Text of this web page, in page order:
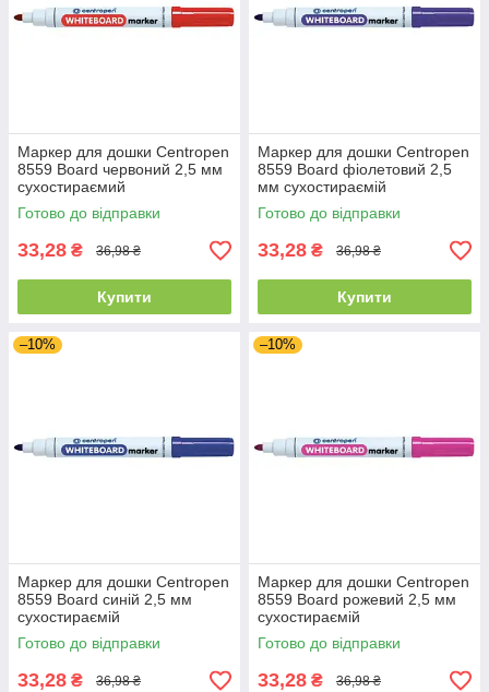
Маркер для дошки Centropen
8559 Board червоний 2,5 мм
сухостираємий
Готово до відправки
33,28 ₴ 36,98 ₴
Купити
Маркер для дошки Centropen
8559 Board фіолетовий 2,5
мм сухостираємій
Готово до відправки
33,28 ₴ 36,98 ₴
Купити
–10%
Маркер для дошки Centropen
8559 Board синій 2,5 мм
сухостираємій
Готово до відправки
33,28 ₴ 36,98 ₴
–10%
Маркер для дошки Centropen
8559 Board рожевий 2,5 мм
сухостираємій
Готово до відправки
33,28 ₴ 36,98 ₴